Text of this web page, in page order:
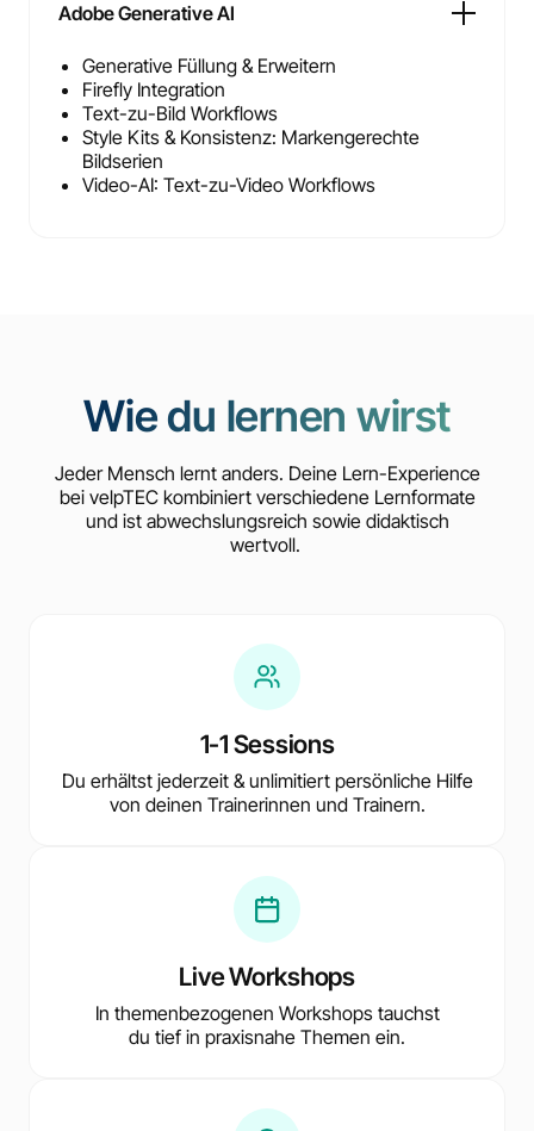
Adobe Generative AI
Generative Füllung & Erweitern
Firefly Integration
Text-zu-Bild Workflows
Style Kits & Konsistenz: Markengerechte
Bildserien
Video-AI: Text-zu-Video Workflows
Wie du lernen wirst
Jeder Mensch lernt anders. Deine Lern-Experience
bei velpTEC kombiniert verschiedene Lernformate
und ist abwechslungsreich sowie didaktisch
wertvoll.
1-1 Sessions
Du erhältst jederzeit & unlimitiert persönliche Hilfe
von deinen Trainerinnen und Trainern.
Live Workshops
In themenbezogenen Workshops tauchst
du tief in praxisnahe Themen ein.